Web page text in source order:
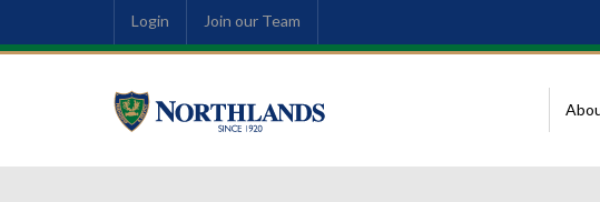
Login Join our Team